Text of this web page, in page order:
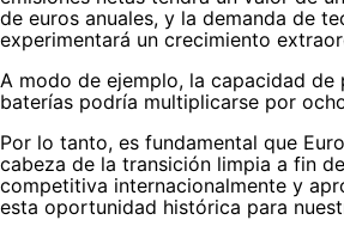
de euros anuales, y la demanda de
experimentará un crecimiento
A modo de ejemplo, la capacidad de
baterías podría multiplicarse por
Por lo tanto, es fundamental que
cabeza de la transición limpia a fin
competitiva internacionalmente y
esta oportunidad histórica para